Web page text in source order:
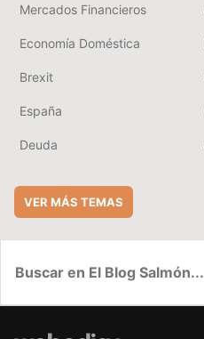
Mercados Financieros
Economía Doméstica
Brexit
España
Deuda
VER MÁS TEMAS